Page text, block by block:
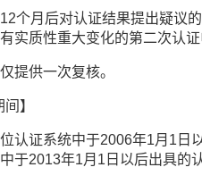
12个月后对认证结果提出疑议
实质性重大变化的第二次认
供一次复核。
】
认证系统中于2006年1月 1 日
于2013年1月 1 日以后出具的